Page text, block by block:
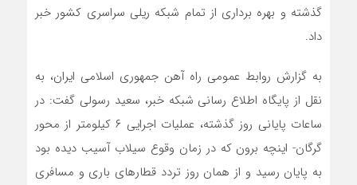
گذشته و بهره برداری از تمام شبکه ریلی سراسری کشور خبر
داد.
به گزارش روابط عمومی راه آهن جمهوری اسلامی ایران، به
نقل از پایگاه اطلاع رسانی شبکه خبر، سعید رسولی گفت: در
ساعات پایانی روز گذشته، عملیات اجرایی ۶ کیلومتر از محور
گرگان- اینچه برون که در زمان وقوع سیلاب آسیب دیده بود
به پایان رسید و از همان روز تردد قطارهای باری و مسافری